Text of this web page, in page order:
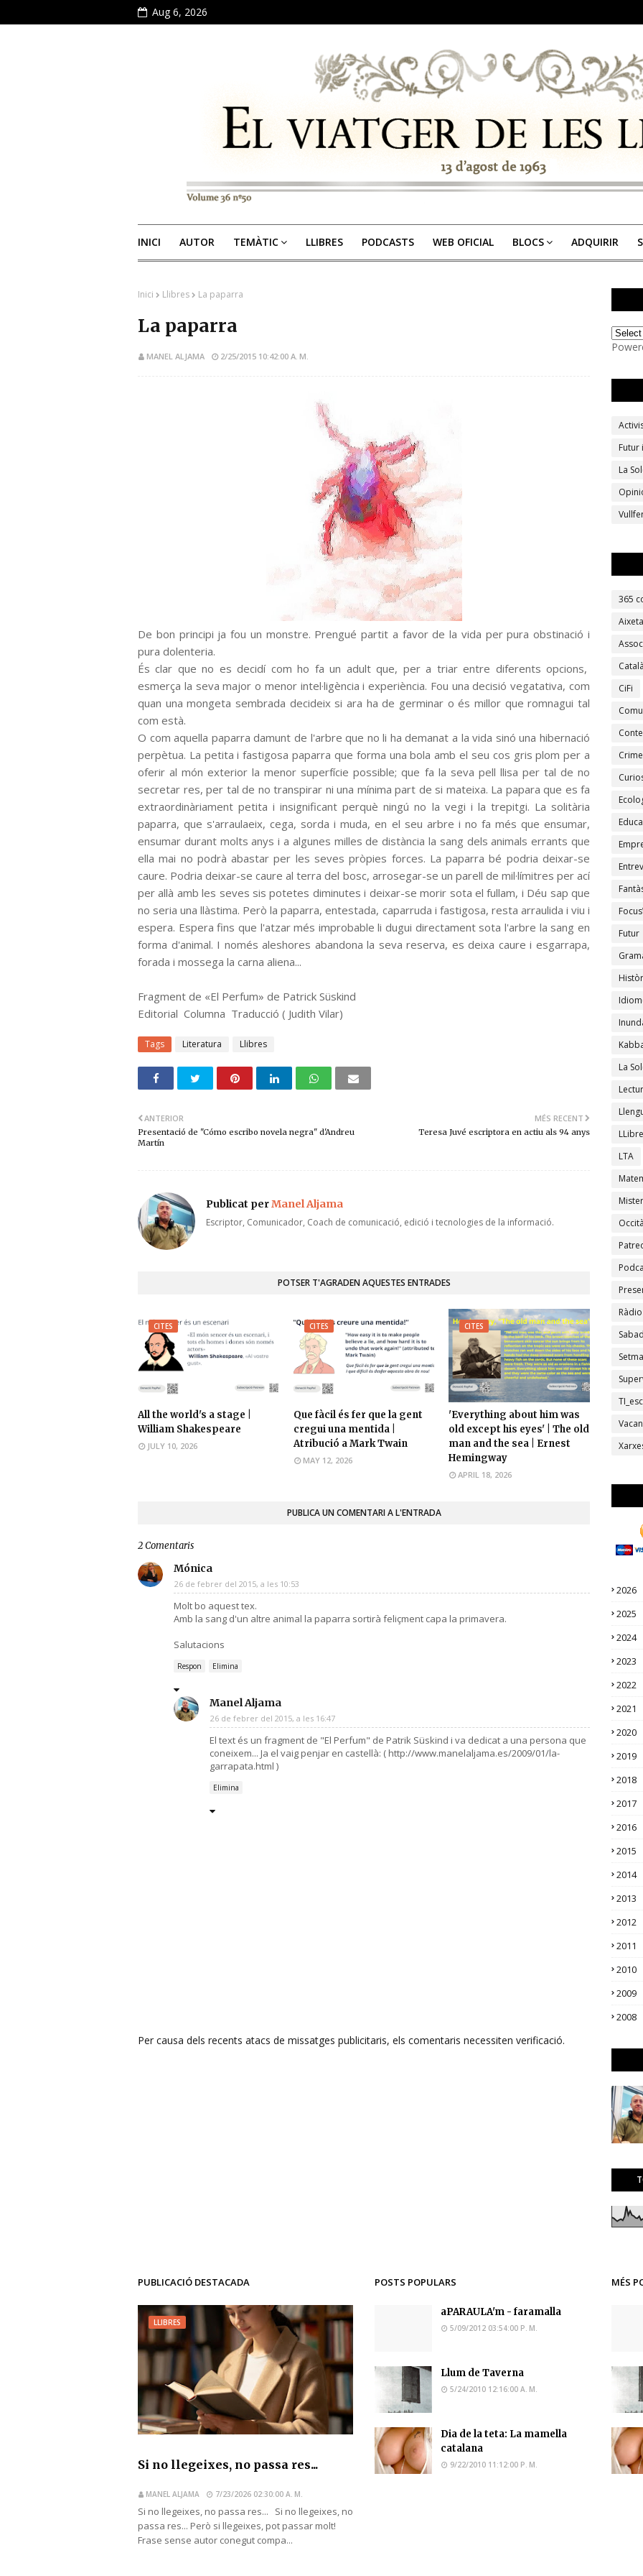
Aug 6, 2026
INICI AUTOR TEMÀTIC LLIBRES PODCASTS WEB OFICIAL BLOCS ADQUIRIR
Inici Llibres La paparra
La paparra
MANEL ALJAMA 2/25/2015 10:42:00 A. M.
De bon principi ja fou un monstre. Prengué partit a favor de la vida per pura obstinació i
pura dolenteria.
És clar que no es decidí com ho fa un adult que, per a triar entre diferents opcions,
esmerça la seva major o menor intel·ligència i experiència. Fou una decisió vegatativa, com
quan una mongeta sembrada decideix si ara ha de germinar o és millor que romnagui tal
com està.
O com aquella paparra damunt de l'arbre que no li ha demanat a la vida sinó una hibernació
perpètua. La petita i fastigosa paparra que forma una bola amb el seu cos gris plom per a
oferir al món exterior la menor superfície possible; que fa la seva pell llisa per tal de no
secretar res, per tal de no transpirar ni una mínima part de si mateixa. La papara que es fa
extraordinàriament petita i insignificant perquè ningú no la vegi i la trepitgi. La solitària
paparra, que s'arraulaeix, cega, sorda i muda, en el seu arbre i no fa més que ensumar,
ensumar durant molts anys i a algunes milles de distància la sang dels animals errants que
ella mai no podrà abastar per les seves pròpies forces. La paparra bé podria deixar-se
caure. Podria deixar-se caure al terra del bosc, arrosegar-se un parell de mil·límitres per ací
per allà amb les seves sis potetes diminutes i deixar-se morir sota el fullam, i Déu sap que
no seria una llàstima. Però la paparra, entestada, caparruda i fastigosa, resta arraulida i viu i
espera. Espera fins que l'atzar més improbable li dugui directament sota l'arbre la sang en
forma d'animal. I només aleshores abandona la seva reserva, es deixa caure i esgarrapa,
forada i mossega la carna aliena...
Fragment de «El Perfum» de Patrick Süskind
Editorial Columna Traducció ( Judith Vilar)
Tags Literatura Llibres
MÉS RECENT
Teresa Juvé escriptora en actiu als 94 anys
ANTERIOR
Presentació de "Cómo escribo novela negra" d'Andreu
Martín
Publicat perManel Aljama
Escriptor, Comunicador, Coach de comunicació, edició i tecnologies de la informació.
POTSER T'AGRADEN AQUESTES ENTRADES
CITES
All the world's a stage |
William Shakespeare
JULY 10, 2026
CITES
Que fàcil és fer que la gent
cregui una mentida |
Atribució a Mark Twain
MAY 12, 2026
CITES
'Everything about him was
old except his eyes' | The old
man and the sea | Ernest
Hemingway
APRIL 18, 2026
PUBLICA UN COMENTARI A L'ENTRADA
2 Comentaris
Mónica
26 de febrer del 2015, a les 10:53
Molt bo aquest tex.
Amb la sang d'un altre animal la paparra sortirà feliçment capa la primavera.
Salutacions
Respon Elimina
Manel Aljama
26 de febrer del 2015, a les 16:47
El text és un fragment de "El Perfum" de Patrik Süskind i va dedicat a una persona que
coneixem... Ja el vaig penjar en castellà: ( http://www.manelaljama.es/2009/01/la-
garrapata.html )
Elimina
Per causa dels recents atacs de missatges publicitaris, els comentaris necessiten verificació.
Futur
La
365
Aixeta
Català
CiFi
Futur
La
LTA
Ràdio
2026
2025
2024
2023
2022
2021
2020
2019
2018
2017
2016
2015
2014
2013
2012
2011
2010
2009
2008
PUBLICACIÓ DESTACADA
LLIBRES
Si no llegeixes, no passa res...
MANEL ALJAMA 7/23/2026 02:30:00 A. M.
Si no llegeixes, no passa res... Si no llegeixes, no
passa res... Però si llegeixes, pot passar molt!
Frase sense autor conegut compa...
POSTS POPULARS
aPARAULA'm - faramalla
5/09/2012 03:54:00 P. M.
Llum de Taverna
5/24/2010 12:16:00 A. M.
Dia de la teta: La mamella
catalana
9/22/2010 11:12:00 P. M.
MÉS